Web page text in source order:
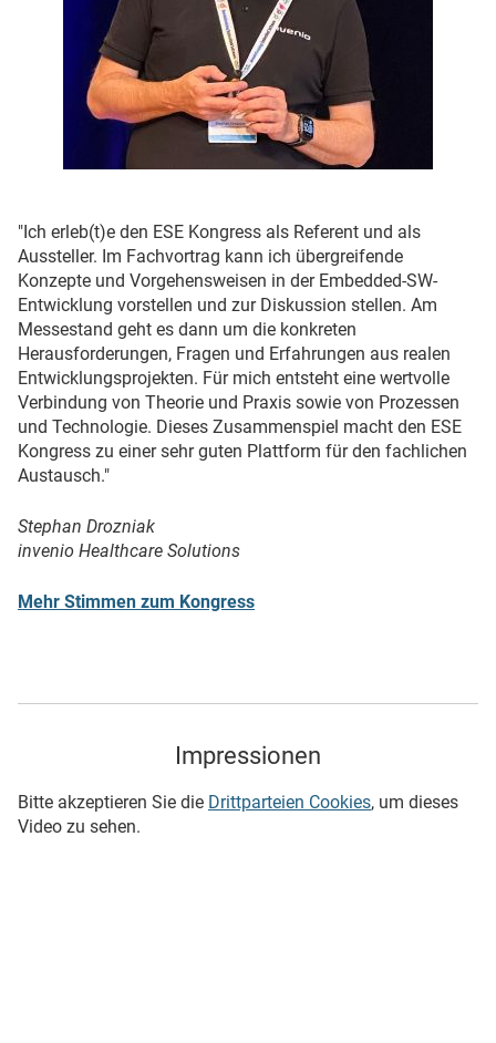
"Ich erleb(t)e den ESE Kongress als Referent und als
Aussteller. Im Fachvortrag kann ich übergreifende
Konzepte und Vorgehensweisen in der Embedded-SW-
Entwicklung vorstellen und zur Diskussion stellen. Am
Messestand geht es dann um die konkreten
Herausforderungen, Fragen und Erfahrungen aus realen
Entwicklungsprojekten. Für mich entsteht eine wertvolle
Verbindung von Theorie und Praxis sowie von Prozessen
und Technologie. Dieses Zusammenspiel macht den ESE
Kongress zu einer sehr guten Plattform für den fachlichen
Austausch."
Stephan Drozniak
invenio Healthcare Solutions
Mehr Stimmen zum Kongress
Impressionen
Bitte akzeptieren Sie die Drittparteien Cookies, um dieses
Video zu sehen.